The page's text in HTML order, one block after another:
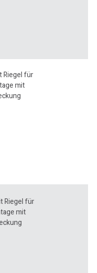
Riegel für
mit
Riegel für
mit